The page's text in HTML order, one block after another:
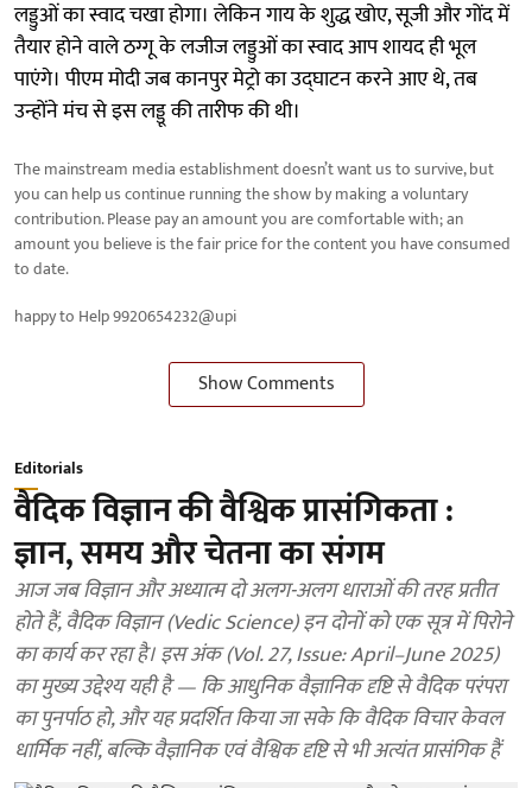
लड्डुओं का स्वाद चखा होगा। लेकिन गाय के शुद्ध खोए, सूजी और गोंद में
तैयार होने वाले ठग्गू के लजीज लड्डुओं का स्वाद आप शायद ही भूल
पाएंगे। पीएम मोदी जब कानपुर मेट्रो का उद्घाटन करने आए थे, तब
उन्होंने मंच से इस लड्डू की तारीफ की थी।
The mainstream media establishment doesn’t want us to survive, but
you can help us continue running the show by making a voluntary
contribution. Please pay an amount you are comfortable with; an
amount you believe is the fair price for the content you have consumed
to date.
happy to Help 9920654232@upi
Show Comments
Editorials
वैदिक विज्ञान की वैश्विक प्रासंगिकता :
ज्ञान, समय और चेतना का संगम
आज जब विज्ञान और अध्यात्म दो अलग-अलग धाराओं की तरह प्रतीत
होते हैं, वैदिक विज्ञान (Vedic Science) इन दोनों को एक सूत्र में पिरोने
का कार्य कर रहा है। इस अंक (Vol. 27, Issue: April–June 2025)
का मुख्य उद्देश्य यही है — कि आधुनिक वैज्ञानिक दृष्टि से वैदिक परंपरा
का पुनर्पाठ हो, और यह प्रदर्शित किया जा सके कि वैदिक विचार केवल
धार्मिक नहीं, बल्कि वैज्ञानिक एवं वैश्विक दृष्टि से भी अत्यंत प्रासंगिक हैं